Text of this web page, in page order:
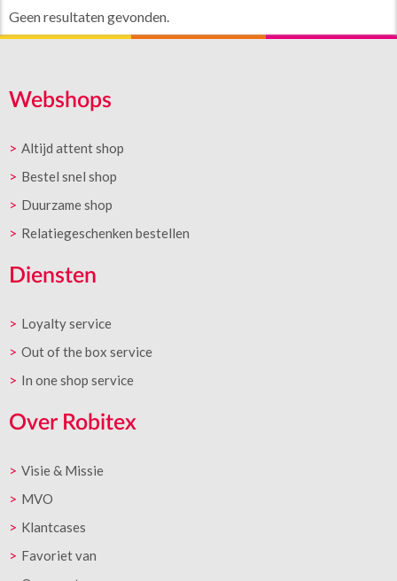
Geen resultaten gevonden.
Webshops
Altijd attent shop
Bestel snel shop
Duurzame shop
Relatiegeschenken bestellen
Diensten
Loyalty service
Out of the box service
In one shop service
Over Robitex
Visie & Missie
MVO
Klantcases
Favoriet van